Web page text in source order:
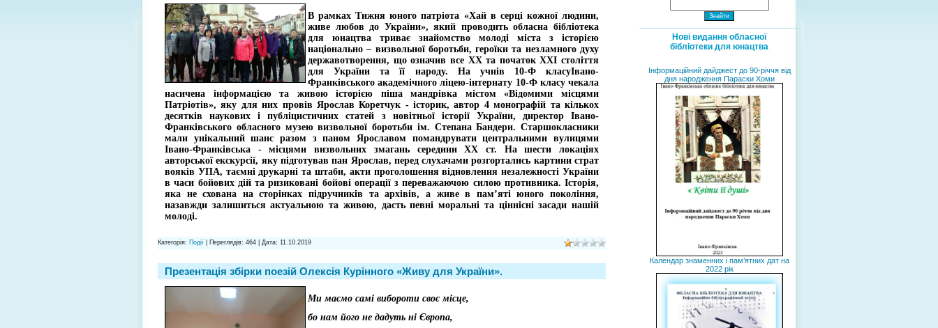
В рамках Тижня юного патріота «Хай в серці кожної людини,
живе любов до України», який проводить обласна бібліотека
для юнацтва триває знайомство молоді міста з історією
національно – визвольної боротьби, героїки та незламного духу
державотворення, що означив все ХХ та початок ХХІ століття
для України та її народу. На учнів 10-Ф класуІвано-
Франківського академічного ліцею-інтернату 10-Ф класу чекала
насичена інформацією та живою історією піша мандрівка містом «Відомими місцями
Патріотів», яку для них провів Ярослав Коретчук - історик, автор 4 монографій та кількох
десятків наукових і публіцистичних статей з новітньої історії України, директор Івано-
Франківського обласного музею визвольної боротьби ім. Степана Бандери. Старшокласники
мали унікальний шанс разом з паном Ярославом помандрувати центральними вулицями
Івано-Франківська - місцями визвольних змагань середини ХХ ст. На шести локаціях
авторської екскурсії, яку підготував пан Ярослав, перед слухачами розгортались картини страт
вояків УПА, таємні друкарні та штаби, акти проголошення відновлення незалежності України
в часи бойових дій та ризиковані бойові операції з переважаючою силою противника. Історія,
яка не схована на сторінках підручників та архівів, а живе в пам’яті юного покоління,
назавжди залишиться актуальною та живою, дасть певні моральні та ціннісні засади нашій
молоді.
Категорія: Події | Переглядів: 464 | Дата: 11.10.2019
Презентація збірки поезій Олексія Курінного «Живу для України».
Ми маємо самі вибороти своє місце,
бо нам його не дадуть ні Європа,
Нові видання обласної
бібліотеки для юнацтва
Інформаційний дайджест до 90-річчя від
дня народження Параски Хоми
Календар знаменних і пам’ятних дат на
2022 рік